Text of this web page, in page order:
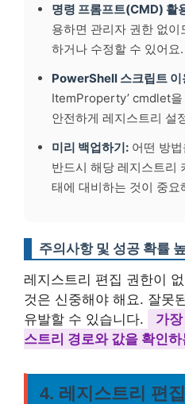
명령 프롬프트(CMD) 활
용하면 관리자 권한 없
하거나 수정할 수 있어요.
PowerShell 스크립트 이
ItemProperty’ cmdlet을
안전하게 레지스트리 설
미리 백업하기: 어떤 방
반드시 해당 레지스트리
태에 대비하는 것이 중요
주의사항 및 성공 확률
레지스트리 편집 권한이
것은 신중해야 해요. 잘못
유발할 수 있습니다.
가
스트리 경로와 값을 확인
4. 레지스트리 편